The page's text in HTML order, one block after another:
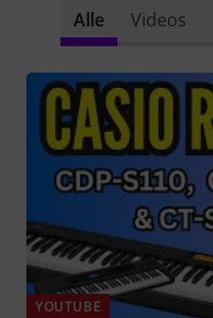
Alle Videos
YOUTUBE